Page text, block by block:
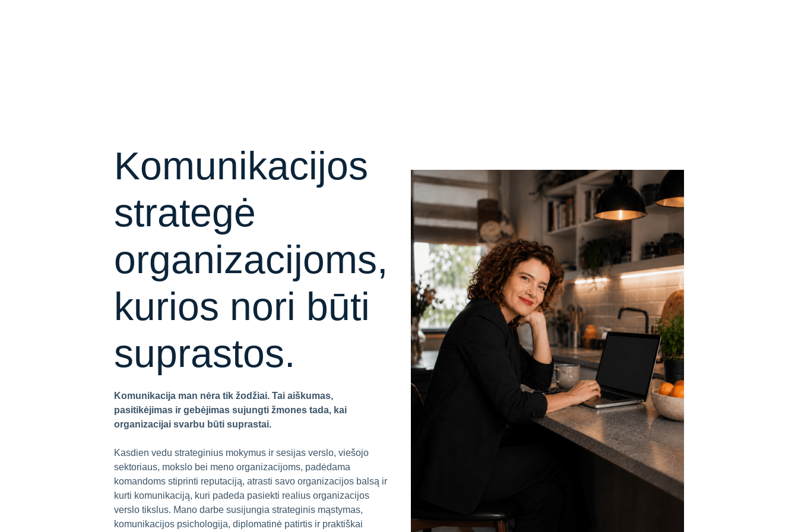
Komunikacijos
strategė
organizacijoms,
kurios nori būti
suprastos.
Komunikacija man nėra tik žodžiai. Tai aiškumas,
pasitikėjimas ir gebėjimas sujungti žmones tada, kai
organizacijai svarbu būti suprastai.
Kasdien vedu strateginius mokymus ir sesijas verslo, viešojo
sektoriaus, mokslo bei meno organizacijoms, padėdama
komandoms stiprinti reputaciją, atrasti savo organizacijos balsą ir
kurti komunikaciją, kuri padeda pasiekti realius organizacijos
verslo tikslus. Mano darbe susijungia strateginis mąstymas,
komunikacijos psichologija, diplomatinė patirtis ir praktiškai